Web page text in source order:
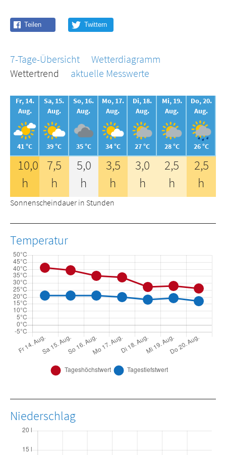
7-Tage-Übersicht
Wetterdiagramm
Wettertrend
aktuelle Messwerte
Fr, 14.
Aug.
41 °C
Sa, 15.
Aug.
39 °C
So, 16.
Aug.
35 °C
Mo, 17.
Aug.
34 °C
Di, 18.
Aug.
27 °C
Mi, 19.
Aug.
28 °C
Do, 20.
Aug.
26 °C
10,0
h
7,5
h
5,0
h
3,5
h
3,0
h
2,5
h
2,5
h
Sonnenscheindauer in Stunden
Temperatur
Niederschlag